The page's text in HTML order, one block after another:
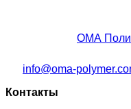
ОМА
info@oma-
Контакты